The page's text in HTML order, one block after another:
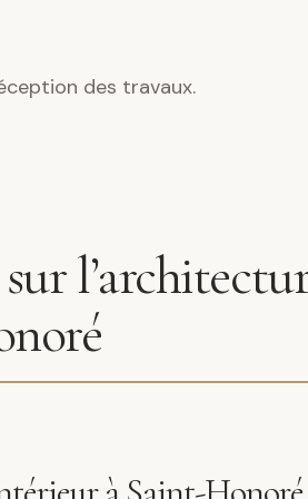
des travaux.